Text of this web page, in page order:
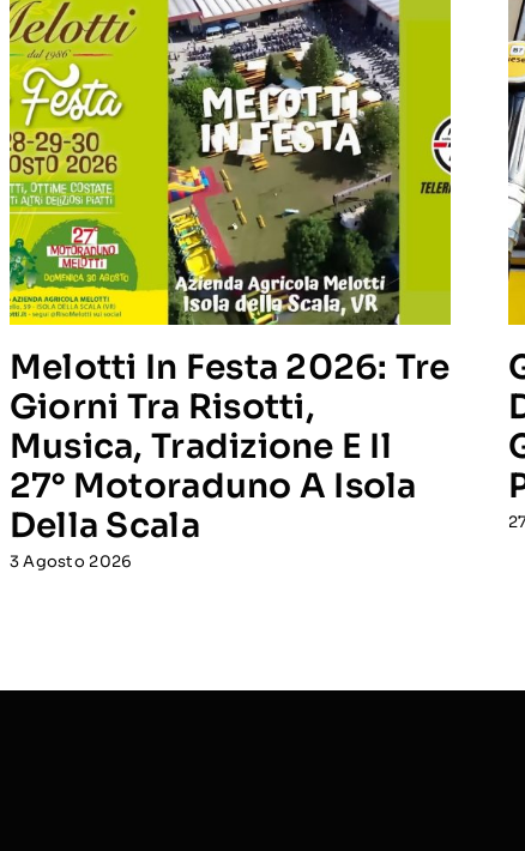
Melotti In Festa 2026: Tre
Giorni Tra Risotti,
Musica, Tradizione E Il
27° Motoraduno A Isola
Della Scala
3 Agosto 2026